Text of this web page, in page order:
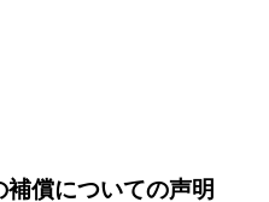
償についての声明